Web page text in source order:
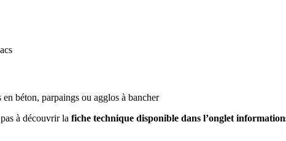
béton, parpaings ou agglos à bancher
à découvrir la fiche technique disponible dans l’onglet